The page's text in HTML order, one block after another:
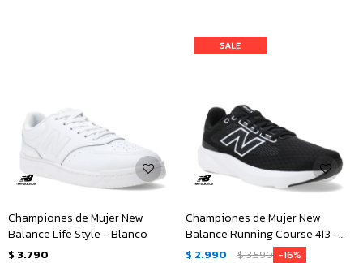
Championes de Mujer New
Balance Life Style - Blanco
$ 3.790
Championes de Mujer New
Balance Running Course 413 -
Negro - Blanco
$ 2.990 $3.590 16